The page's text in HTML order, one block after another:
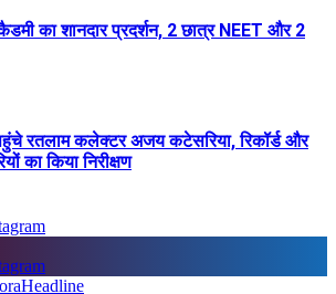
का शानदार प्रदर्शन, 2 छात्र NEET और 2
रतलाम कलेक्टर अजय कटेसरिया, रिकॉर्ड और
का किया निरीक्षण